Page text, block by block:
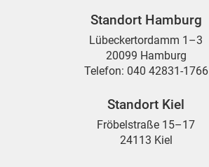
Standort Hamburg
Lübeckertordamm 1–3
20099 Hamburg
Telefon: 040 42831-1766
Standort Kiel
Fröbelstraße 15–17
24113 Kiel